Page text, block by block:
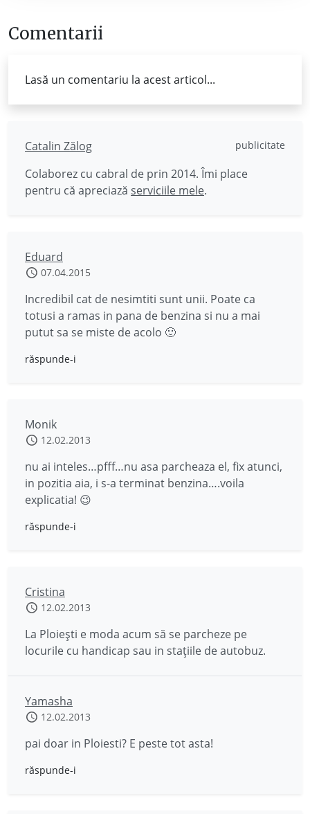
Comentarii
Lasă un comentariu la acest articol...
Catalin Zălog publicitate
Colaborez cu cabral de prin 2014. Îmi place
pentru că apreciază serviciile mele.
Eduard
07.04.2015
Incredibil cat de nesimtiti sunt unii. Poate ca
totusi a ramas in pana de benzina si nu a mai
putut sa se miste de acolo 🙂
răspunde-i
Monik
12.02.2013
nu ai inteles…pfff…nu asa parcheaza el, fix atunci,
in pozitia aia, i s-a terminat benzina….voila
explicatia! 😉
răspunde-i
Cristina
12.02.2013
La Ploiești e moda acum să se parcheze pe
locurile cu handicap sau in stațiile de autobuz.
Yamasha
12.02.2013
pai doar in Ploiesti? E peste tot asta!
răspunde-i